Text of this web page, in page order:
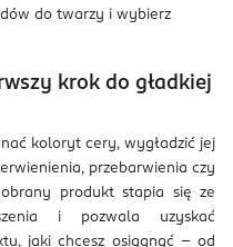
do twarzy i wybierz
krok do gładkiej
koloryt cery, wygładzić jej
przebarwienia czy
produkt stapia się ze
i pozwala uzyskać
jaki chcesz osiągnąć – od